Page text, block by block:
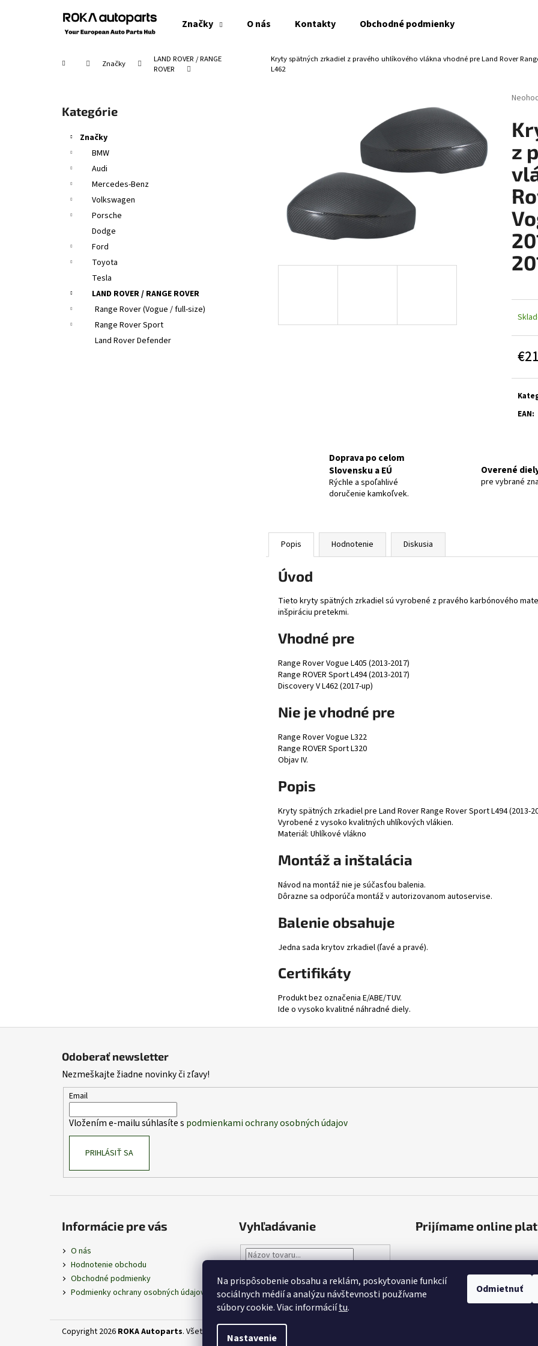
Na prispôsobenie obsahu a reklám, poskytovanie funkcií
sociálnych médií a analýzu návštevnosti používame
súbory cookie. Viac informáciítu.
Nastavenie
Odmietnuť
Značky O nás Kontakty Obchodné podmienky
Domov Značky
LAND ROVER / RANGE
ROVER
Kryty spätných zrkadiel z pravého uhlíkového vlákna vhodné pre Land Rover
L462
Preskočiť
kategórie
Kategórie
Značky
BMW
Audi
Mercedes-Benz
Volkswagen
Porsche
Dodge
Ford
Toyota
Tesla
LAND ROVER / RANGE ROVER
Range Rover (Vogue / full-size)
Range Rover Sport
Land Rover Defender
je
z
z
cena:
EAN:
Doprava po celom
Slovensku a EÚ
Rýchle a spoľahlivé
doručenie kamkoľvek.
Overené
pre vybrané
Popis Hodnotenie Diskusia
Úvod
Tieto kryty spätných zrkadiel sú vyrobené z pravého karbónového
inšpiráciu pretekmi.
Vhodné pre
Range Rover Vogue L405 (2013-2017)
Range ROVER Sport L494 (2013-2017)
Discovery V L462 (2017-up)
Nie je vhodné pre
Range Rover Vogue L322
Range ROVER Sport L320
Objav IV.
Popis
Kryty spätných zrkadiel pre Land Rover Range Rover Sport L494 (2013-
Vyrobené z vysoko kvalitných uhlíkových vlákien.
Materiál: Uhlíkové vlákno
Montáž a inštalácia
Návod na montáž nie je súčasťou balenia.
Dôrazne sa odporúča montáž v autorizovanom autoservise.
Balenie obsahuje
Jedna sada krytov zrkadiel (ľavé a pravé).
Certifikáty
Produkt bez označenia E/ABE/TUV.
Ide o vysoko kvalitné náhradné diely.
Čo potrebujete nájsť?
HĽADAŤ
Odporúčame
Odoberať newsletter
Nezmeškajte žiadne novinky či zľavy!
Email
Vložením e-mailu súhlasíte s podmienkami ochrany osobných údajov
PRIHLÁSIŤ SA
Informácie pre vás
O nás
Hodnotenie obchodu
Obchodné podmienky
Podmienky ochrany osobných údajov
Vyhľadávanie
HĽADAŤ
Prijímame online
Copyright 2026 ROKA Autoparts. Všetky práva vyhradené.